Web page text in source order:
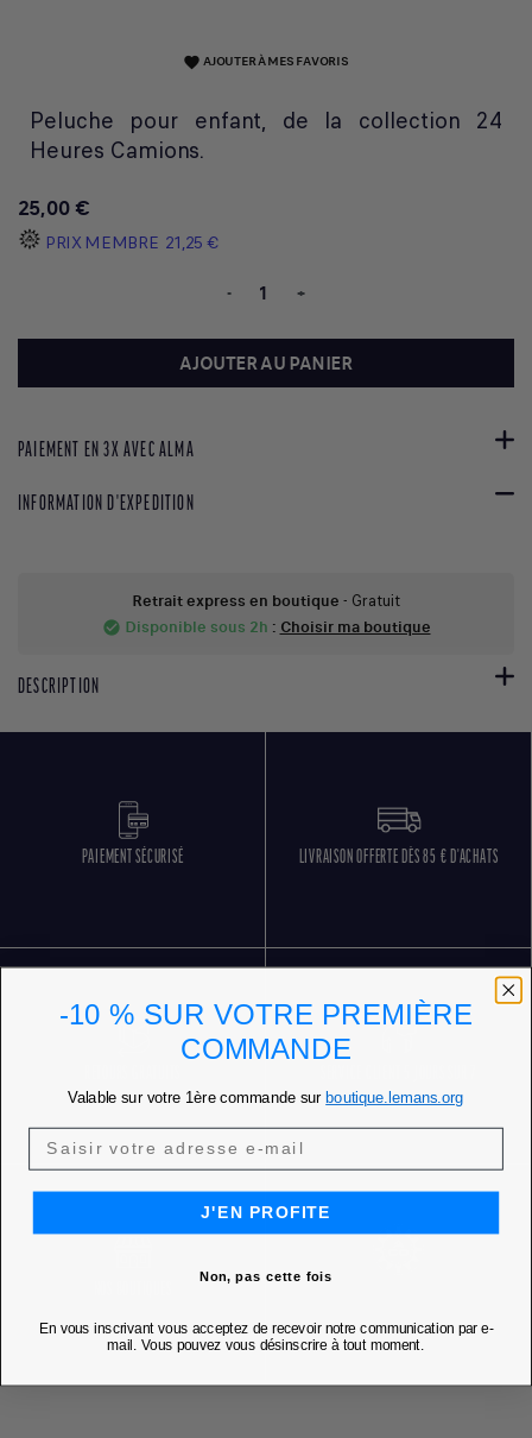
favorite AJOUTER À MES FAVORIS
Peluche pour enfant, de la collection 24
Heures Camions.
25,00 €
PRIX MEMBRE 21,25 €
- +
AJOUTER AU PANIER
PAIEMENT EN 3X AVEC ALMA
INFORMATION D'EXPEDITION
Retrait express en boutique - Gratuit
check_circle Disponible sous 2h : Choisir ma boutique
DESCRIPTION
PAIEMENT SÉCURISÉ LIVRAISON OFFERTE DÈS 85 € D'ACHATS
-10 % SUR VOTRE PREMIÈRE
COMMANDE
Valable sur votre 1ère commande sur boutique.lemans.org
J'EN PROFITE
Non, pas cette fois
En vous inscrivant vous acceptez de recevoir notre communication par e-
mail. Vous pouvez vous désinscrire à tout moment.